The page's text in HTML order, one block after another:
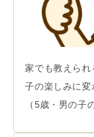
家でも教えら
子の楽しみに変
（5歳・男の子